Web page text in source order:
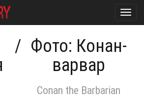
/ Фото: Конан-
варвар
Conan the Barbarian